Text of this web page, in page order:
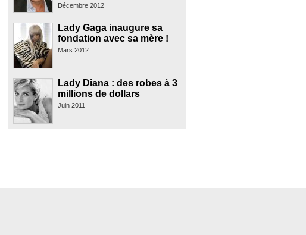
Décembre 2012
Lady Gaga inaugure sa
fondation avec sa mère !
Mars 2012
Lady Diana : des robes à 3
millions de dollars
Juin 2011